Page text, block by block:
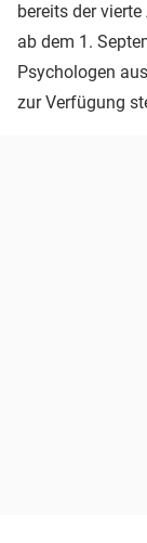
bereits der
ab dem 1.
Psychologen
zur Verfügung